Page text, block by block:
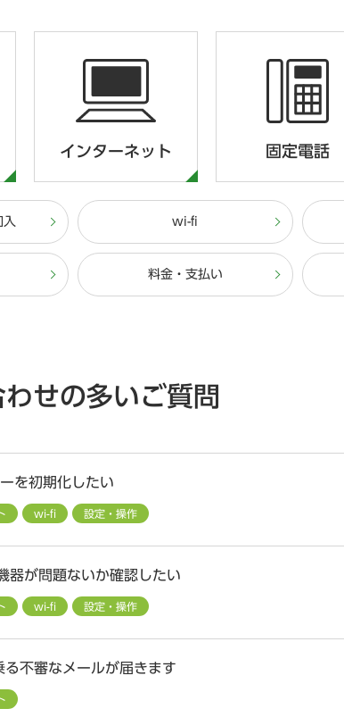
インターネット 固定電話
入 wi-fi
料金・支払い
せの多いご質問
を初期化したい
wi-fi 設定・操作
器が問題ないか確認したい
wi-fi 設定・操作
る不審なメールが届きます